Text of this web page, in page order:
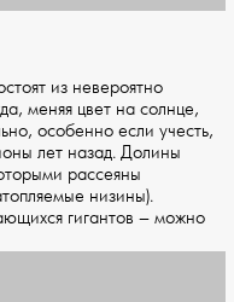
из невероятно
меняя цвет на солнце,
особенно если учесть,
лет назад. Долины
рассеяны
низины).
гигантов – можно